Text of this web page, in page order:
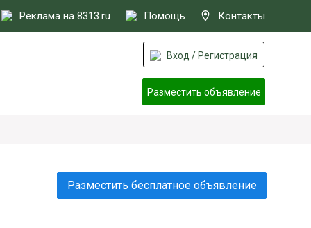
Реклама на 8313.ru Помощь Контакты
Вход / Регистрация
Разместить объявление
Разместить бесплатное объявление